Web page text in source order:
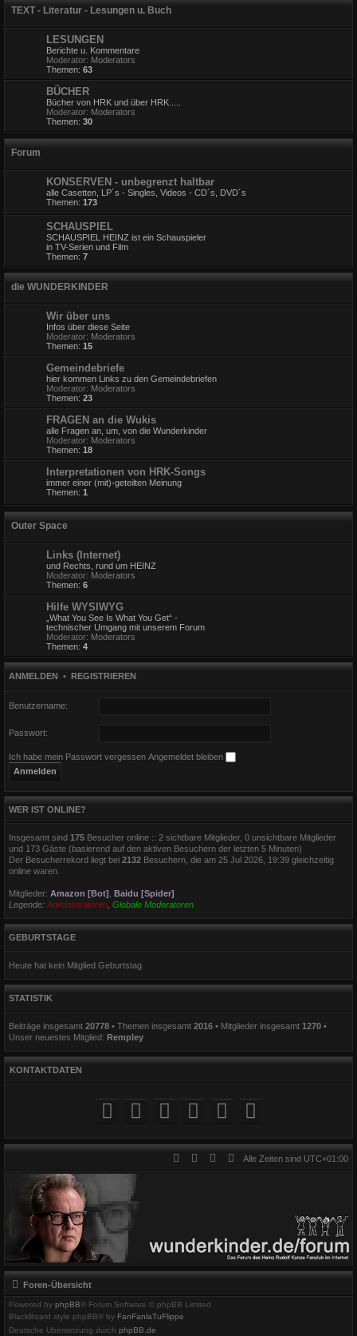
TEXT - Literatur - Lesungen u. Buch
LESUNGEN
Berichte u. Kommentare
Moderator: Moderators
Themen: 63
BÜCHER
Bücher von HRK und über HRK.....
Moderator: Moderators
Themen: 30
Forum
KONSERVEN - unbegrenzt haltbar
alle Casetten, LP´s - Singles, Videos - CD´s, DVD´s
Themen: 173
SCHAUSPIEL
SCHAUSPIEL HEINZ ist ein Schauspieler
in TV-Serien und Film
Themen: 7
die WUNDERKINDER
Wir über uns
Infos über diese Seite
Moderator: Moderators
Themen: 15
Gemeindebriefe
hier kommen Links zu den Gemeindebriefen
Moderator: Moderators
Themen: 23
FRAGEN an die Wukis
alle Fragen an, um, von die Wunderkinder
Moderator: Moderators
Themen: 18
Interpretationen von HRK-Songs
immer einer (mit)-geteilten Meinung
Themen: 1
Outer Space
Links (Internet)
und Rechts, rund um HEINZ
Moderator: Moderators
Themen: 6
Hilfe WYSIWYG
„What You See Is What You Get“ -
technischer Umgang mit unserem Forum
Moderator: Moderators
Themen: 4
ANMELDEN • REGISTRIEREN
Benutzername:
Passwort:
Ich habe mein Passwort vergessen Angemeldet bleiben
WER IST ONLINE?
Insgesamt sind 175 Besucher online :: 2 sichtbare Mitglieder, 0 unsichtbare Mitglieder
und 173 Gäste (basierend auf den aktiven Besuchern der letzten 5 Minuten)
Der Besucherrekord liegt bei 2132 Besuchern, die am 25 Jul 2026, 19:39 gleichzeitig
online waren.
Mitglieder: Amazon [Bot]
Baidu [Spider]
Legende: Administratoren Globale Moderatoren
GEBURTSTAGE
Heute hat kein Mitglied Geburtstag
STATISTIK
Beiträge insgesamt 20778 • Themen insgesamt 2016 • Mitglieder insgesamt 1270 •
Unser neuestes Mitglied: Rempley
KONTAKTDATEN
Alle Zeiten sind UTC+01:00
Foren-Übersicht
Powered by phpBB® Forum Software © phpBB Limited
BlackBoard style phpBB® by FanFanlaTuFlippe
Deutsche Übersetzung durch phpBB.de